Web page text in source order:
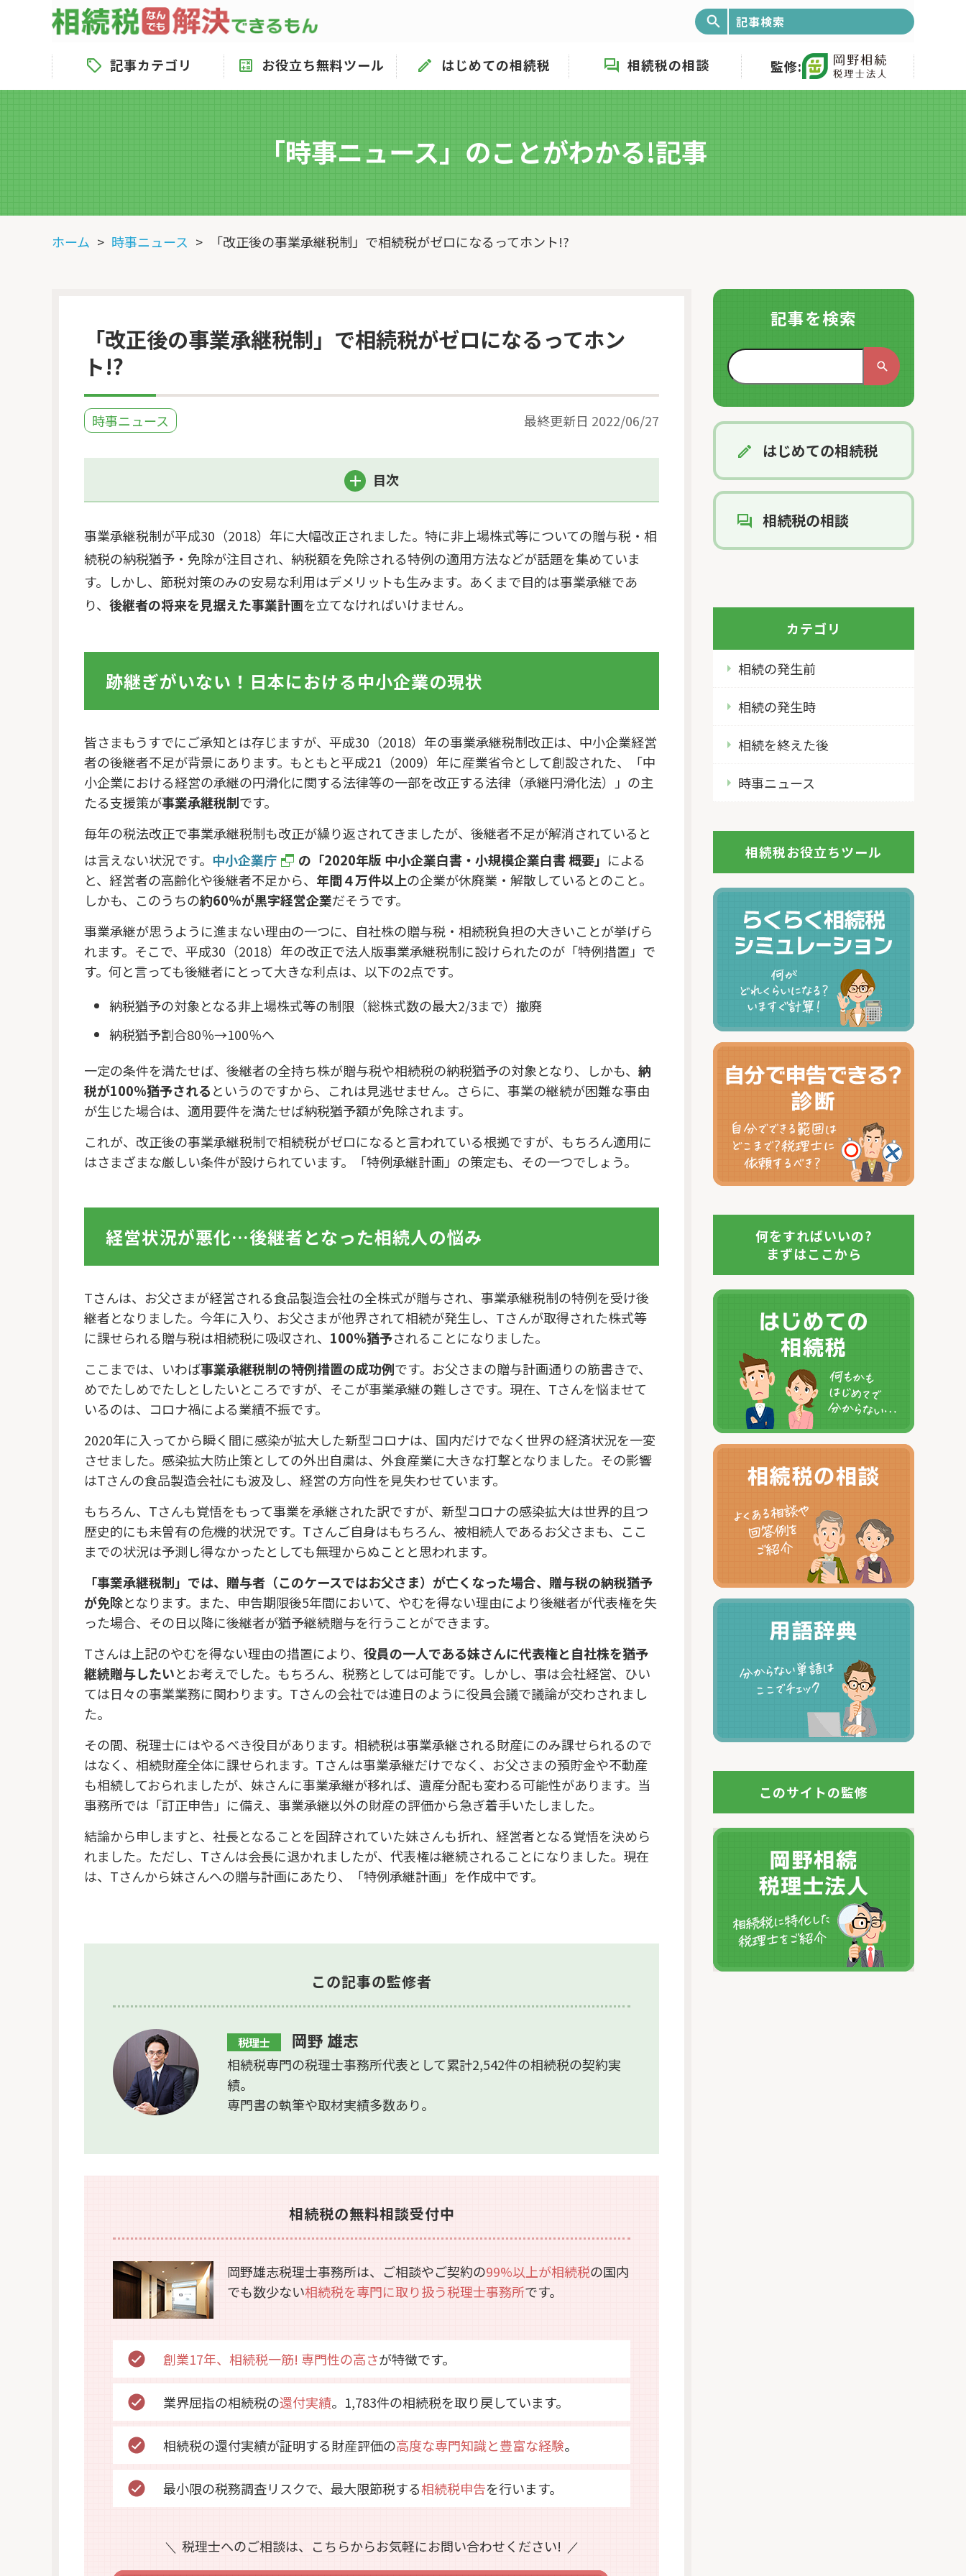
記事カテゴリ お役立ち無料ツール はじめての相続税 相続税の相談 監修:
「時事ニュース」 のことがわかる!記事
ホーム 時事ニュース 「改正後の事業承継税制」で相続税がゼロになるってホント!?
「改正後の事業承継税制」で相続税がゼロになるってホン
ト!?
時事ニュース 最終更新日 2022/06/27
目次
事業承継税制が平成30（2018）年に大幅改正されました。特に非上場株式等についての贈与税・相
続税の納税猶予・免除が注目され、納税額を免除される特例の適用方法などが話題を集めていま
す。しかし、節税対策のみの安易な利用はデメリットも生みます。あくまで目的は事業承継であ
り、 後継者の将来を見据えた事業計画を立てなければいけません。
跡継ぎがいない！日本における中小企業の現状
皆さまもうすでにご承知とは存じますが、平成30（2018）年の事業承継税制改正は、中小企業経営
者の後継者不足が背景にあります。もともと平成21（2009）年に産業省令として創設された、「中
小企業における経営の承継の円滑化に関する法律等の一部を改正する法律（承継円滑化法）」の主
たる支援策が事業承継税制です。
毎年の税法改正で事業承継税制も改正が繰り返されてきましたが、後継者不足が解消されていると
は言えない状況です。 中小企業庁 の「2020年版 中小企業白書・小規模企業白書 概要」 による
と、経営者の高齢化や後継者不足から、 年間４万件以上の企業が休廃業・解散しているとのこと。
しかも、このうちの約60％が黒字経営企業だそうです。
事業承継が思うように進まない理由の一つに、自社株の贈与税・相続税負担の大きいことが挙げら
れます。そこで、平成30（2018）年の改正で法人版事業承継税制に設けられたのが「特例措置」で
す。何と言っても後継者にとって大きな利点は、以下の2点です。
納税猶予の対象となる非上場株式等の制限（総株式数の最大2/3まで）撤廃
納税猶予割合80％→100％へ
一定の条件を満たせば、後継者の全持ち株が贈与税や相続税の納税猶予の対象となり、しかも、 納
税が100％猶予されるというのですから、これは見逃せません。さらに、事業の継続が困難な事由
が生じた場合は、適用要件を満たせば納税猶予額が免除されます。
これが、改正後の事業承継税制で相続税がゼロになると言われている根拠ですが、もちろん適用に
はさまざまな厳しい条件が設けられています。「特例承継計画」の策定も、その一つでしょう。
経営状況が悪化…後継者となった相続人の悩み
Tさんは、お父さまが経営される食品製造会社の全株式が贈与され、事業承継税制の特例を受け後
継者となりました。今年に入り、お父さまが他界されて相続が発生し、Tさんが取得された株式等
に課せられる贈与税は相続税に吸収され、 100％猶予されることになりました。
ここまでは、いわば事業承継税制の特例措置の成功例です。お父さまの贈与計画通りの筋書きで、
めでたしめでたしとしたいところですが、そこが事業承継の難しさです。現在、Tさんを悩ませて
いるのは、コロナ禍による業績不振です。
2020年に入ってから瞬く間に感染が拡大した新型コロナは、国内だけでなく世界の経済状況を一変
させました。感染拡大防止策としての外出自粛は、外食産業に大きな打撃となりました。その影響
はTさんの食品製造会社にも波及し、経営の方向性を見失わせています。
もちろん、Tさんも覚悟をもって事業を承継された訳ですが、新型コロナの感染拡大は世界的且つ
歴史的にも未曽有の危機的状況です。Tさんご自身はもちろん、被相続人であるお父さまも、ここ
までの状況は予測し得なかったとしても無理からぬことと思われます。
「事業承継税制」では、贈与者（このケースではお父さま）が亡くなった場合、贈与税の納税猶予
が免除となります。また、申告期限後5年間において、やむを得ない理由により後継者が代表権を失
った場合、その日以降に後継者が猶予継続贈与を行うことができます。
Tさんは上記のやむを得ない理由の措置により、 役員の一人である妹さんに代表権と自社株を猶予
継続贈与したいとお考えでした。もちろん、税務としては可能です。しかし、事は会社経営、ひい
ては日々の事業業務に関わります。Tさんの会社では連日のように役員会議で議論が交わされまし
た。
その間、税理士にはやるべき役目があります。相続税は事業承継される財産にのみ課せられるので
はなく、相続財産全体に課せられます。Tさんは事業承継だけでなく、お父さまの預貯金や不動産
も相続しておられましたが、妹さんに事業承継が移れば、遺産分配も変わる可能性があります。当
事務所では「訂正申告」に備え、事業承継以外の財産の評価から急ぎ着手いたしました。
結論から申しますと、社長となることを固辞されていた妹さんも折れ、経営者となる覚悟を決めら
れました。ただし、Tさんは会長に退かれましたが、代表権は継続されることになりました。現在
は、Tさんから妹さんへの贈与計画にあたり、「特例承継計画」を作成中です。
この記事の監修者
税理士 岡野 雄志
相続税専門の税理士事務所代表として累計2,542件の相続税の契約実
績。
専門書の執筆や取材実績多数あり。
相続税の無料相談受付中
岡野雄志税理士事務所は、ご相談やご契約の99%以上が相続税の国内
でも数少ない相続税を専門に取り扱う税理士事務所です。
創業17年、相続税一筋! 専門性の高さが特徴です。
業界屈指の相続税の還付実績。1,783件の相続税を取り戻しています。
相続税の還付実績が証明する財産評価の高度な専門知識と豊富な経験。
最小限の税務調査リスクで、最大限節税する相続税申告を行います。
税理士へのご相談は、こちらからお気軽にお問い合わせください!
記事を検索
はじめての相続税
相続税の相談
カテゴリ
時事ニュース
相続の発生前
相続の発生時
相続を終えた後
相続税お役立ちツール
何をすればいいの?
まずはここから
このサイトの監修